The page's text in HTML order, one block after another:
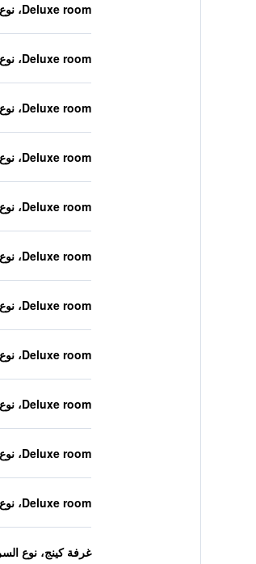
Deluxe room، نوع السرير غير معروف
Deluxe room، نوع السرير غير معروف
Deluxe room، نوع السرير غير معروف
Deluxe room، نوع السرير غير معروف
Deluxe room، نوع السرير غير معروف
Deluxe room، نوع السرير غير معروف
Deluxe room، نوع السرير غير معروف
Deluxe room، نوع السرير غير معروف
Deluxe room، نوع السرير غير معروف
Deluxe room، نوع السرير غير معروف
Deluxe room، نوع السرير غير معروف
غرفة كينج، نوع